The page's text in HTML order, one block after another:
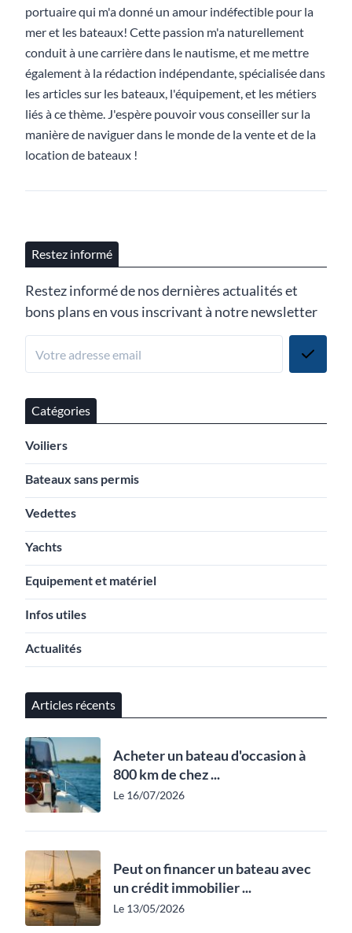
portuaire qui m'a donné un amour indéfectible pour la
mer et les bateaux! Cette passion m'a naturellement
conduit à une carrière dans le nautisme, et me mettre
également à la rédaction indépendante, spécialisée dans
les articles sur les bateaux, l'équipement, et les métiers
liés à ce thème. J'espère pouvoir vous conseiller sur la
manière de naviguer dans le monde de la vente et de la
location de bateaux !
Restez informé
Restez informé de nos dernières actualités et
bons plans en vous inscrivant à notre newsletter
Catégories
Voiliers
Bateaux sans permis
Vedettes
Yachts
Equipement et matériel
Infos utiles
Actualités
Articles récents
Acheter un bateau d'occasion à
800 km de chez ...
Le 16/07/2026
Peut on financer un bateau avec
un crédit immobilier ...
Le 13/05/2026